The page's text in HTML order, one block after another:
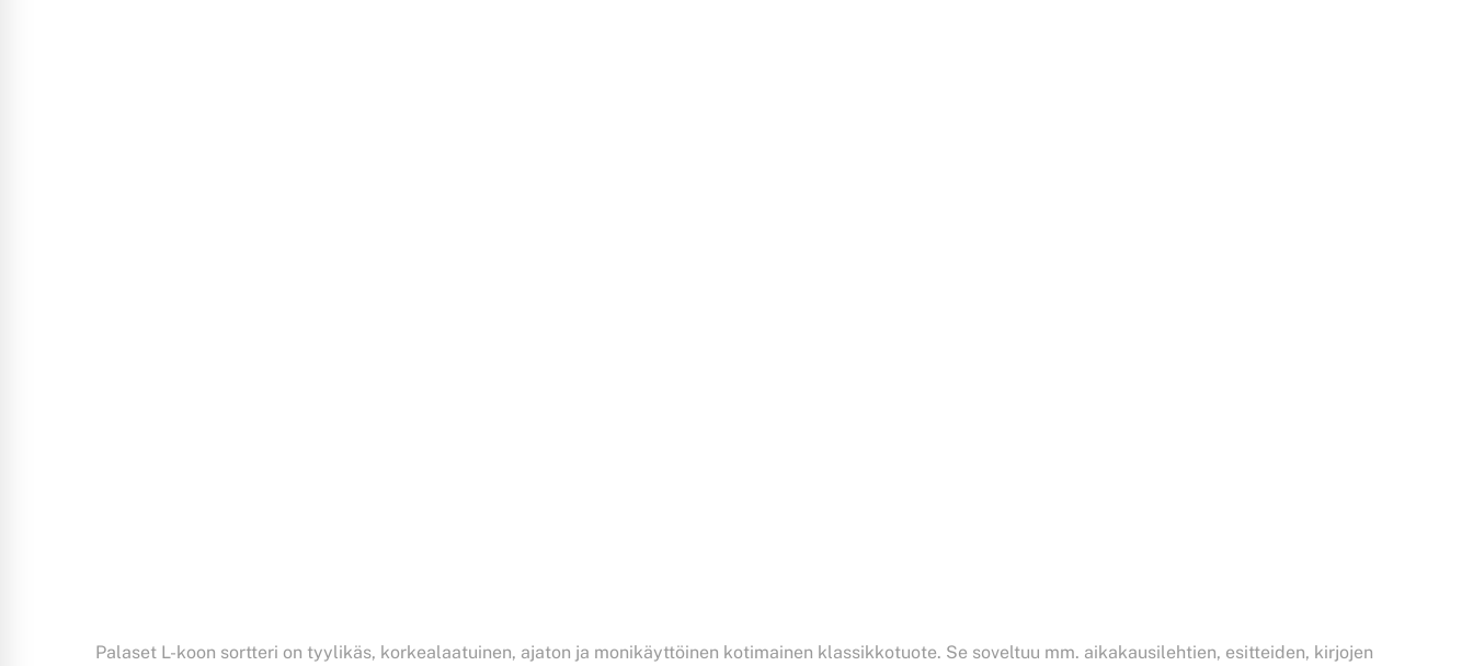
Palaset L-koon sortteri on tyylikäs, korkealaatuinen, ajaton ja monikäyttöinen kotimainen klassikkotuote. Se soveltuu mm. aikakausilehtien, esitteiden, kirjojen